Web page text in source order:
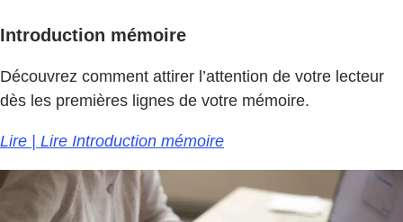
Introduction mémoire
Découvrez comment attirer l’attention de votre lecteur
dès les premières lignes de votre mémoire.
Lire | Lire Introduction mémoire